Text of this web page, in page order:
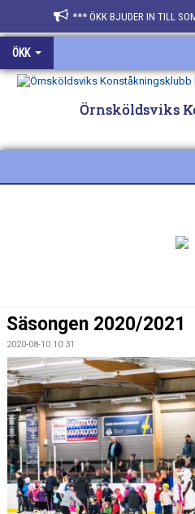
*** ÖKK BJUDER IN TILL
ÖKK
Örnsköldsviks
BILDGALLERI
DOKUMENT
Säsongen 2020/2021
2020-08-10 10:31